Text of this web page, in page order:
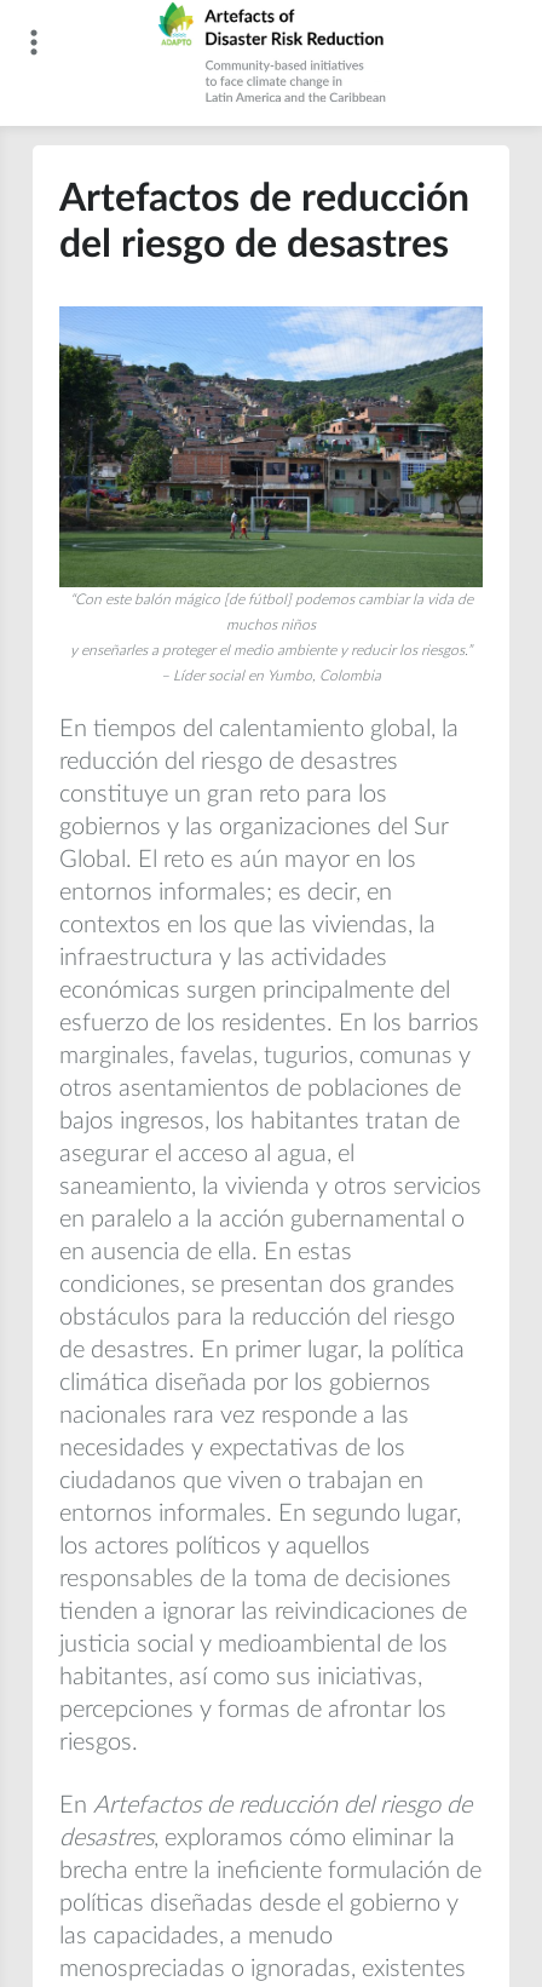
Artefacts of Disaster Risk Reduction
Artefactos de reducción
del riesgo de desastres
“Con este balón mágico[de fútbol] podemos cambiar la vida de
muchos niños
y enseñarles a proteger el medio ambiente y reducir los riesgos.”
– Líder social en Yumbo, Colombia
En tiempos del calentamiento global, la
reducción del riesgo de desastres
constituye un gran reto para los
gobiernos y las organizaciones del Sur
Global. El reto es aún mayor en los
entornos informales; es decir, en
contextos en los que las viviendas, la
infraestructura y las actividades
económicas surgen principalmente del
esfuerzo de los residentes. En los barrios
marginales, favelas, tugurios, comunas y
otros asentamientos de poblaciones de
bajos ingresos, los habitantes tratan de
asegurar el acceso al agua, el
saneamiento, la vivienda y otros servicios
en paralelo a la acción gubernamental o
en ausencia de ella. En estas
condiciones, se presentan dos grandes
obstáculos para la reducción del riesgo
de desastres. En primer lugar, la política
climática diseñada por los gobiernos
nacionales rara vez responde a las
necesidades y expectativas de los
ciudadanos que viven o trabajan en
entornos informales. En segundo lugar,
los actores políticos y aquellos
responsables de la toma de decisiones
tienden a ignorar las reivindicaciones de
justicia social y medioambiental de los
habitantes, así como sus iniciativas,
percepciones y formas de afrontar los
riesgos.
En Artefactos de reducción del riesgo de
desastres, exploramos cómo eliminar la
brecha entre la ineficiente formulación de
políticas diseñadas desde el gobierno y
las capacidades, a menudo
menospreciadas o ignoradas, existentes